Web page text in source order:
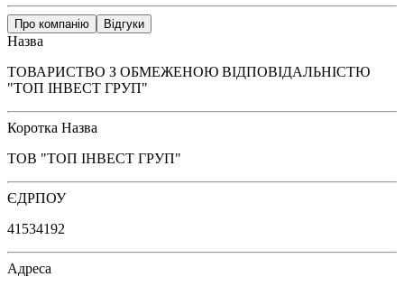
Про компанію Відгуки
Назва
ТОВАРИСТВО З ОБМЕЖЕНОЮ ВІДПОВІДАЛЬНІСТЮ
"ТОП ІНВЕСТ ГРУП"
Коротка Назва
ТОВ "ТОП ІНВЕСТ ГРУП"
ЄДРПОУ
41534192
Адреса